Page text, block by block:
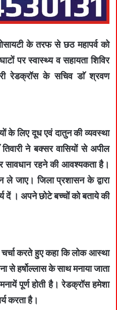
के तरफ से छठ महापर्व को
पर स्वास्थ्य व सहायता शिविर
रेडक्रॉस के सचिव डाॅ श्रवण
के लिए दूध एवं दातुन की व्यवस्था
ने बक्सर वासियों से अपील
सावधान रहने की आवश्यकता है।
ले जाए। जिला प्रशासन के द्वारा
दें । अपने छोटे बच्चों को बताये की
चर्चा करते हुए कहा कि लोक आस्था
से हर्षोल्लास के साथ मनाया जाता
पूर्ण होती है। रेडक्रॉस हमेशा
करता है।